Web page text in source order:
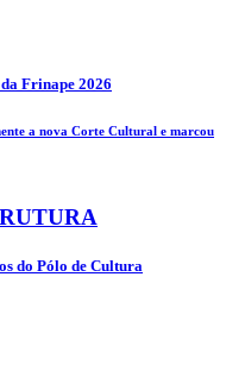
Frinape 2026
a nova Corte Cultural e marcou
do Pólo de Cultura